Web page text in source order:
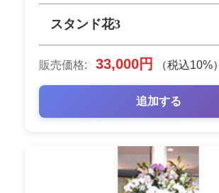
スタンド花3
販売価格: 33,000円 （税込10%）
追加する